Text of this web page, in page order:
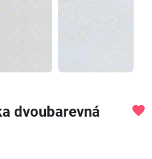
dvoubarevná
favorite